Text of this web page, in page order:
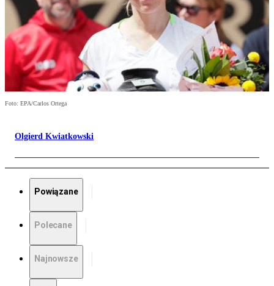
Foto: EPA/Carlos Ortega
Olgierd Kwiatkowski
Powiązane
Polecane
Najnowsze